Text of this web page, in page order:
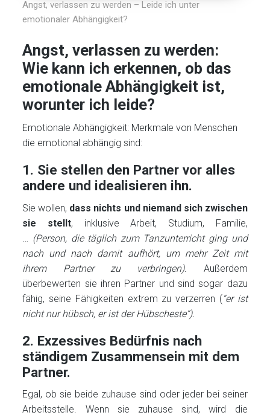
Angst, verlassen zu werden – Leide ich unter
emotionaler Abhängigkeit?
Angst, verlassen zu werden:
Wie kann ich erkennen, ob das
emotionale Abhängigkeit ist,
worunter ich leide?
Emotionale Abhängigkeit: Merkmale von Menschen
die emotional abhängig sind:
1. Sie stellen den Partner vor alles
andere und idealisieren ihn.
Sie wollen, dass nichts und niemand sich zwischen
sie stellt, inklusive Arbeit, Studium, Familie,
(Person, die täglich zum Tanzunterricht ging und
nach und nach damit aufhört, um mehr Zeit mit
ihrem Partner zu verbringen). Außerdem
überbewerten sie ihren Partner und sind sogar dazu
fähig, seine Fähigkeiten extrem zu verzerren (“er ist
nicht nur hübsch, er ist der Hübscheste”).
2. Exzessives Bedürfnis nach
ständigem Zusammensein mit dem
Partner.
Egal, ob sie beide zuhause sind oder jeder bei seiner
Arbeitsstelle. Wenn sie zuhause sind, wird die